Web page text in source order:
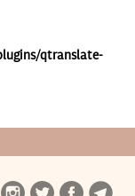
qtranslate-